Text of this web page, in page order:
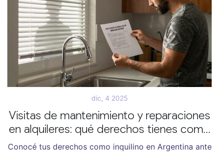
dic, 4 2025
Visitas de mantenimiento y reparaciones
en alquileres: qué derechos tienes como
inquilino en Argentina
Conocé tus derechos como inquilino en Argentina ante